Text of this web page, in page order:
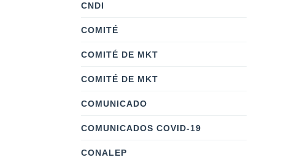
CNDI
COMITÉ
COMITÉ DE MKT
COMITÉ DE MKT
COMUNICADO
COMUNICADOS COVID-19
CONALEP